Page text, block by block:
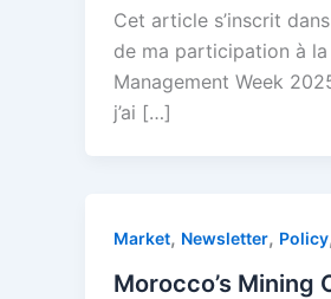
Cet article s’inscrit
de ma participation à la
Management Week
j’ai […]
Market, Newsletter, Policy
Morocco’s Mining